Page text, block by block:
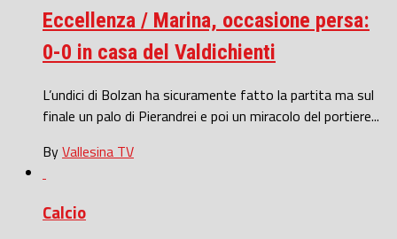
Eccellenza / Marina, occasione persa:
0-0 in casa del Valdichienti
L’undici di Bolzan ha sicuramente fatto la partita ma sul
finale un palo di Pierandrei e poi un miracolo del portiere...
ByVallesina TV
Calcio